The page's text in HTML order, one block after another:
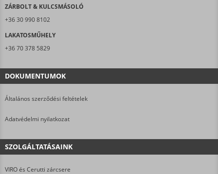
ZÁRBOLT & KULCSMÁSOLÓ
+36 30 990 8102
LAKATOSMŰHELY
+36 70 378 5829
DOKUMENTUMOK
Általános szerződési feltételek
Adatvédelmi nyilatkozat
SZOLGÁLTATÁSAINK
VIRO és Cerutti zárcsere